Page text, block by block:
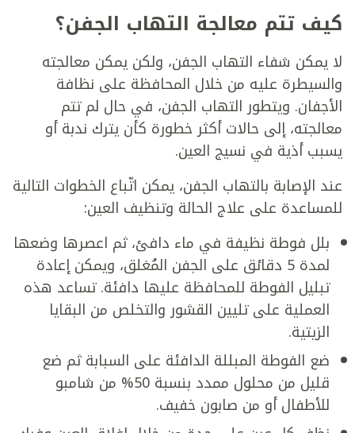
كيف تتم معالجة التهاب الجفن؟
لا يمكن شفاء التهاب الجفن، ولكن يمكن معالجته
والسيطرة عليه من خلال المحافظة على نظافة
الأجفان. ويتطور التهاب الجفن، في حال لم تتم
معالجته، إلى حالات أكثر خطورة كأن يترك ندبة أو
يسبب أذية في نسيج العين.
عند الإصابة بالتهاب الجفن، يمكن اتّباع الخطوات التالية
للمساعدة على علاج الحالة وتنظيف العين:
بلل فوطة نظيفة في ماء دافئ، ثم اعصرها وضعها
لمدة 5 دقائق على الجفن المُغلق، ويمكن إعادة
تبليل الفوطة للمحافظة عليها دافئة. تساعد هذه
العملية على تليين القشور والتخلص من البقايا
الزيتية.
ضع الفوطة المبللة الدافئة على السبابة ثم ضع
قليل من محلول ممدد بنسبة 50% من شامبو
للأطفال أو من صابون خفيف.